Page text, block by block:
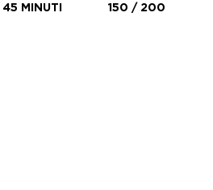
45 MINUTI
150 / 200